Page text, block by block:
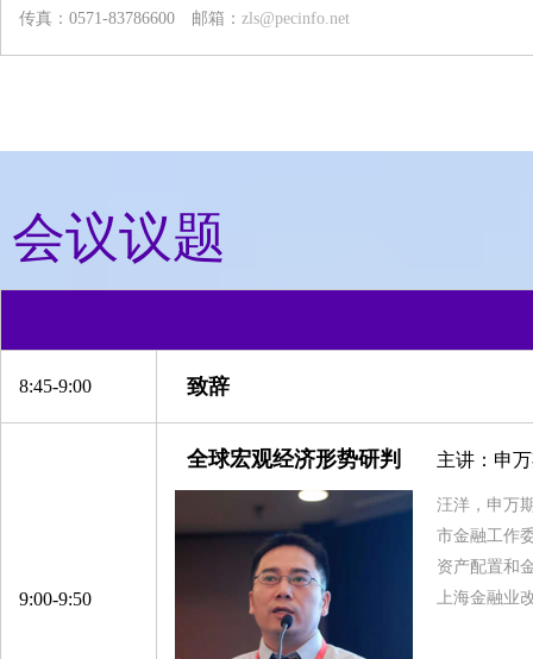
传真：0571-83786600
邮箱： zls@pecinfo.net
会议议题
8:45-9:00 致辞
9:00-9:50
全球宏观经济形势研判 主讲：申
汪洋，申万
市金融工作
资产配置和
上海金融业